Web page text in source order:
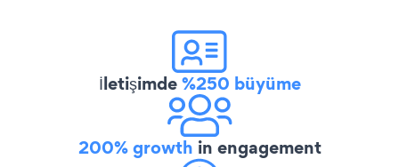
İletişimde%250 büyüme
200% growth in engagement